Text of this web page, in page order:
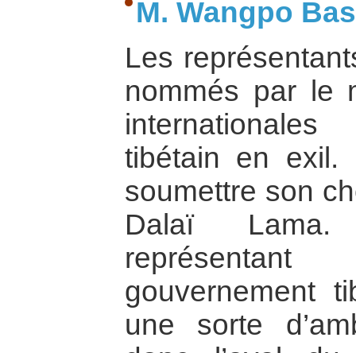
M. Wangpo
Les
nommés par le
tibétain en exil.
soumettre son
Dalaï Lama.
gouvernement
une sorte